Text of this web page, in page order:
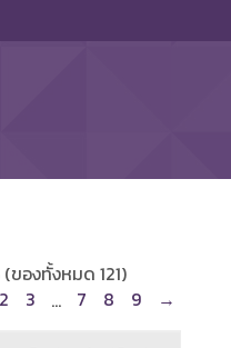
(ของทั้งหมด 121)
2 3 … 7 8 9 →